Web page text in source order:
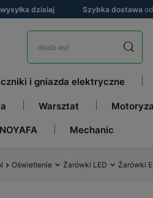
wysyłka dzisiaj Szybka dostawa
i gniazda elektryczne
Warsztat
NOYAFA Mechanic
Oświetlenie Żarówki LED Żarówki